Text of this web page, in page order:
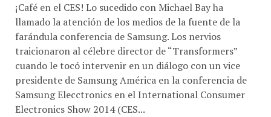
¡Café en el CES! Lo sucedido con Michael Bay ha
llamado la atención de los medios de la fuente de la
farándula conferencia de Samsung. Los nervios
traicionaron al célebre director de “Transformers”
cuando le tocó intervenir en un diálogo con un vice
presidente de Samsung América en la conferencia de
Samsung Elecctronics en el International Consumer
Electronics Show 2014 (CES...